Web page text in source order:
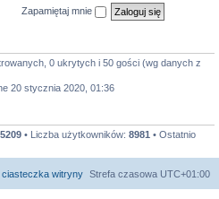
Zapamiętaj mnie
0 ukrytych i 50 gości (wg danych z
20 stycznia 2020, 01:36
5209 • Liczba użytkowników: 8981 • Ostatnio
Strefa czasowa UTC+01:00
ciasteczka witryny